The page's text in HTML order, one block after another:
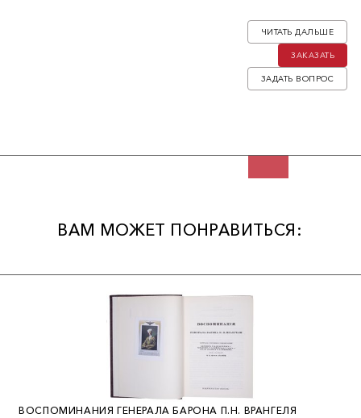
русской эмиграции, мемуарист. Секретарь И.А. Бунина и
наследник его архива. Эта книга — результат весенней работы
автора в Псково-Печорском монастыре. Там, в монастырской
библиотеке он смог изучить большое количество рукописей
ЗАДАТЬ ВОПРОС
ЗАКАЗАТЬ
ЧИТАТЬ ДАЛЬШЕ
ВАМ МОЖЕТ ПОНРАВИТЬСЯ:
ВОСПОМИНАНИЯ ГЕНЕРАЛА БАРОНА П.Н. ВРАНГЕЛЯ